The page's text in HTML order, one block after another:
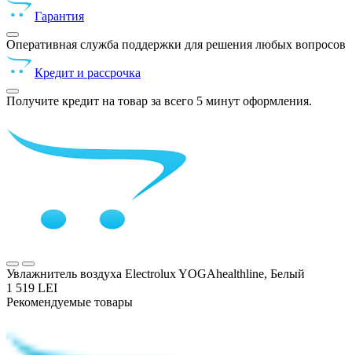
Гарантия
Оперативная служба поддержки для решения любых вопросов
Кредит и рассрочка
Получите кредит на товар за всего 5 минут оформления.
Увлажнитель воздуха Electrolux YOGAhealthline, Белый
1 519 LEI
Рекомендуемые товары